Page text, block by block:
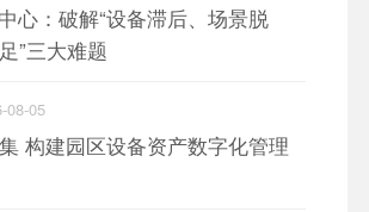
心：破解“设备滞后、场景脱
”三大难题
08-05
构建园区设备资产数字化管理